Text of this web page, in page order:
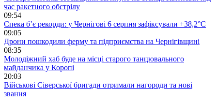
час ракетного обстрілу
09:54
Спека б’є рекорди: у Чернігові 6 серпня зафіксували +38,2°С
09:05
Дрони пошкодили ферму та підприємства на Чернігівщині
08:35
Молодіжний хаб буде на місці старого танцювального
майданчика у Коропі
20:03
Військові Сіверської бригади отримали нагороди та нові
звання